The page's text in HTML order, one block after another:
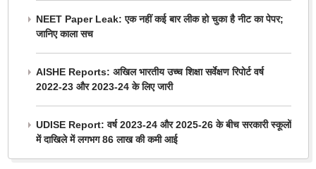
NEET Paper Leak: एक नहीं कई बार लीक हो चुका है नीट का पेपर;
जानिए काला सच
AISHE Reports: अखिल भारतीय उच्च शिक्षा सर्वेक्षण रिपोर्ट वर्ष
2022-23 और 2023-24 के लिए जारी
UDISE Report: वर्ष 2023-24 और 2025-26 के बीच सरकारी स्कूलों
में दाखिले में लगभग 86 लाख की कमी आई